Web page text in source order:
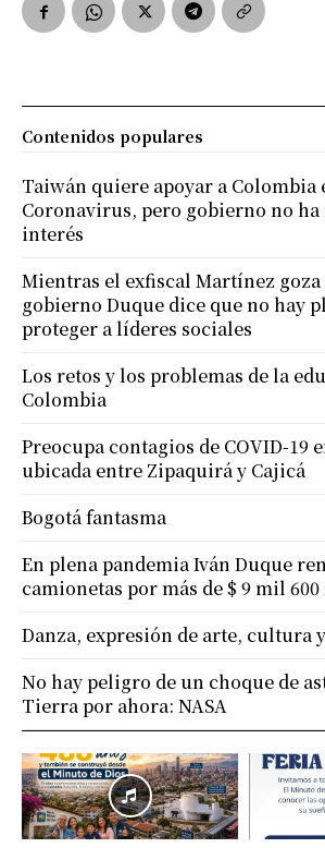
Contenidos populares
Taiwán quiere apoyar a Colombia
Coronavirus, pero gobierno no ha
interés
Mientras el exfiscal Martínez goza
gobierno Duque dice que no hay
proteger a líderes sociales
Los retos y los problemas de la
Colombia
Preocupa contagios de COVID-19
ubicada entre Zipaquirá y Cajicá
Bogotá fantasma
En plena pandemia Iván Duque
camionetas por más de $ 9 mil
Danza, expresión de arte, cultura
No hay peligro de un choque de
Tierra por ahora: NASA